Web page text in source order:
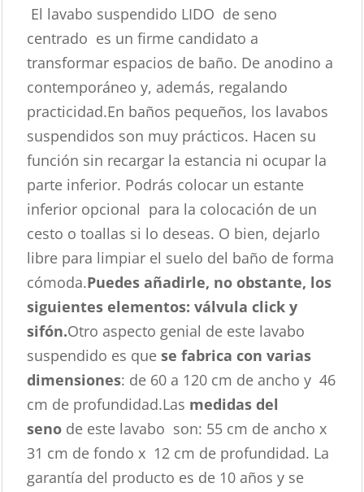
El lavabo suspendido LIDO de seno
centrado es un firme candidato a
transformar espacios de baño. De anodino a
contemporáneo y, además, regalando
practicidad.En baños pequeños, los lavabos
suspendidos son muy prácticos. Hacen su
función sin recargar la estancia ni ocupar la
parte inferior. Podrás colocar un estante
inferior opcional para la colocación de un
cesto o toallas si lo deseas. O bien, dejarlo
libre para limpiar el suelo del baño de forma
cómoda.Puedes añadirle, no obstante, los
siguientes elementos: válvula click y
sifón.Otro aspecto genial de este lavabo
suspendido es quese fabrica con varias
dimensiones: de 60 a 120 cm de ancho y 46
cm de profundidad.Las medidas del
seno de este lavabo son: 55 cm de ancho x
31 cm de fondo x 12 cm de profundidad. La
garantía del producto es de 10 años y se